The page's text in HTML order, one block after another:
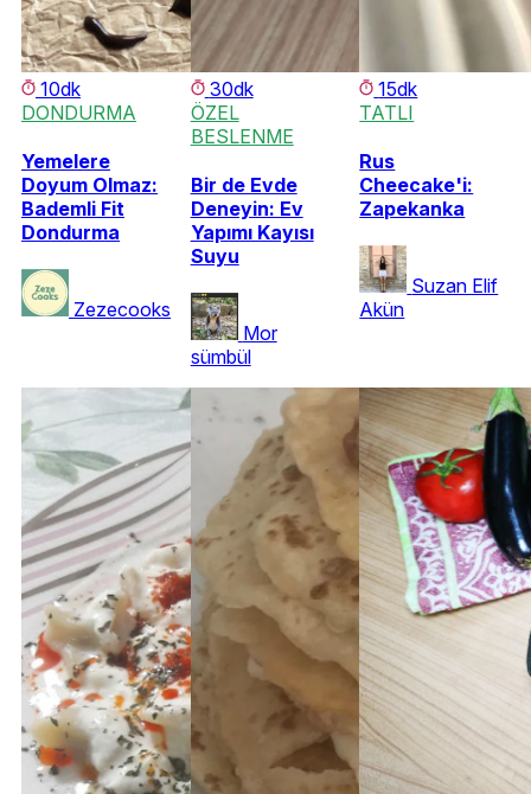
10dk
DONDURMA
Yemelere
Doyum Olmaz:
Bademli Fit
Dondurma
Zezecooks
30dk
ÖZEL
BESLENME
Bir de Evde
Deneyin: Ev
Yapımı Kayısı
Suyu
Mor
sümbül
15dk
TATLI
Rus
Cheecake'i:
Zapekanka
Suzan Elif
Akün